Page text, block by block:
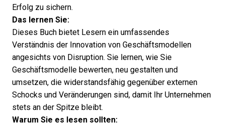
Erfolg zu sichern.
Das lernen Sie:
Dieses Buch bietet Lesern ein umfassendes
Verständnis der Innovation von Geschäftsmodellen
angesichts von Disruption. Sie lernen, wie Sie
Geschäftsmodelle bewerten, neu gestalten und
umsetzen, die widerstandsfähig gegenüber externen
Schocks und Veränderungen sind, damit Ihr Unternehmen
stets an der Spitze bleibt.
Warum Sie es lesen sollten: